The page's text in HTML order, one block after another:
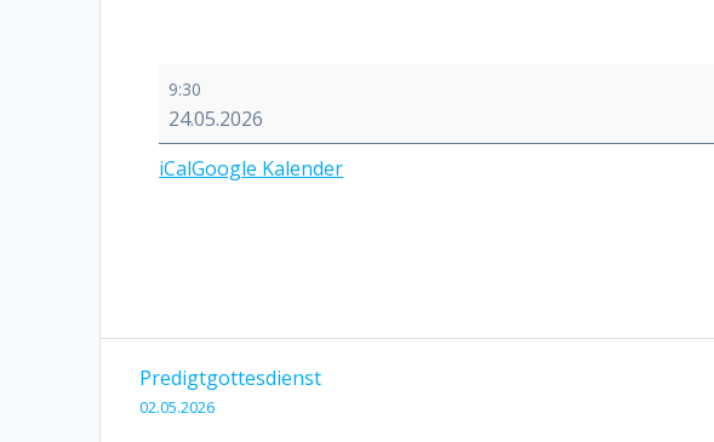
Hauptgottesdienst
zu
9:30
24.05.2026
iCalGoogle Kalender
Beitragsnavigation
Predigtgottesdienst
02.05.2026